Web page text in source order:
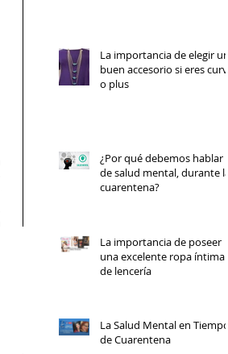
La importancia de elegir un
buen accesorio si eres curvy
o plus
¿Por qué debemos hablar
de salud mental, durante la
cuarentena?
La importancia de poseer
una excelente ropa íntima y
de lencería
La Salud Mental en Tiempos
de Cuarentena